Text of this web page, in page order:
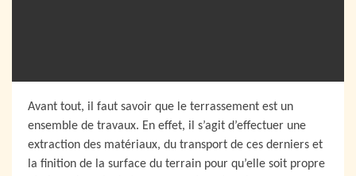
Avant tout, il faut savoir que le terrassement est un
ensemble de travaux. En effet, il s’agit d’effectuer une
extraction des matériaux, du transport de ces derniers et
la finition de la surface du terrain pour qu’elle soit propre